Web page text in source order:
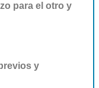
para el otro y
y